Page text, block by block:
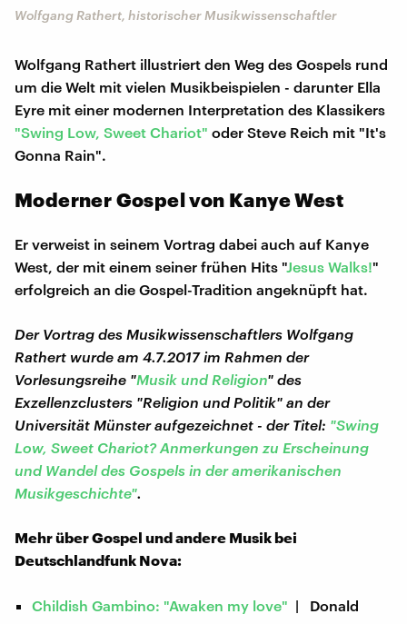
Wolfgang Rathert, historischer Musikwissenschaftler
Wolfgang Rathert illustriert den Weg des Gospels rund
um die Welt mit vielen Musikbeispielen - darunter Ella
Eyre mit einer modernen Interpretation des Klassikers
"Swing Low, Sweet Chariot" oder Steve Reich mit "It's
Gonna Rain".
Moderner Gospel von Kanye West
Er verweist in seinem Vortrag dabei auch auf Kanye
West, der mit einem seiner frühen Hits "Jesus Walks!"
erfolgreich an die Gospel-Tradition angeknüpft hat.
Der Vortrag des Musikwissenschaftlers Wolfgang
Rathert wurde am 4.7.2017 im Rahmen der
Vorlesungsreihe "Musik und Religion" des
Exzellenzclusters "Religion und Politik" an der
Universität Münster aufgezeichnet - der Titel: "Swing
Low, Sweet Chariot? Anmerkungen zu Erscheinung
und Wandel des Gospels in der amerikanischen
Musikgeschichte".
Mehr über Gospel und andere Musik bei
Deutschlandfunk Nova:
Childish Gambino: "Awaken my love" | Donald